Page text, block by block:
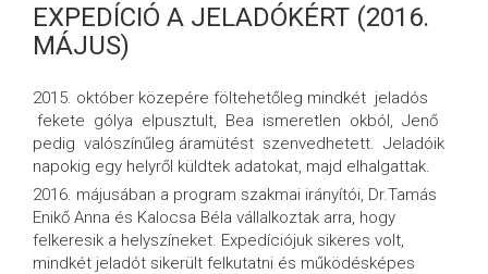
EXPEDÍCIÓ A JELADÓKÉRT (2016.
MÁJUS)
2015. október közepére föltehetőleg mindkét jeladós
fekete gólya elpusztult, Bea ismeretlen okból, Jenő
pedig valószínűleg áramütést szenvedhetett. Jeladóik
napokig egy helyről küldtek adatokat, majd elhalgattak.
2016. májusában a program szakmai irányítói, Dr.Tamás
Enikő Anna és Kalocsa Béla vállalkoztak arra, hogy
felkeresik a helyszíneket. Expedíciójuk sikeres volt,
mindkét jeladót sikerült felkutatni és működésképes